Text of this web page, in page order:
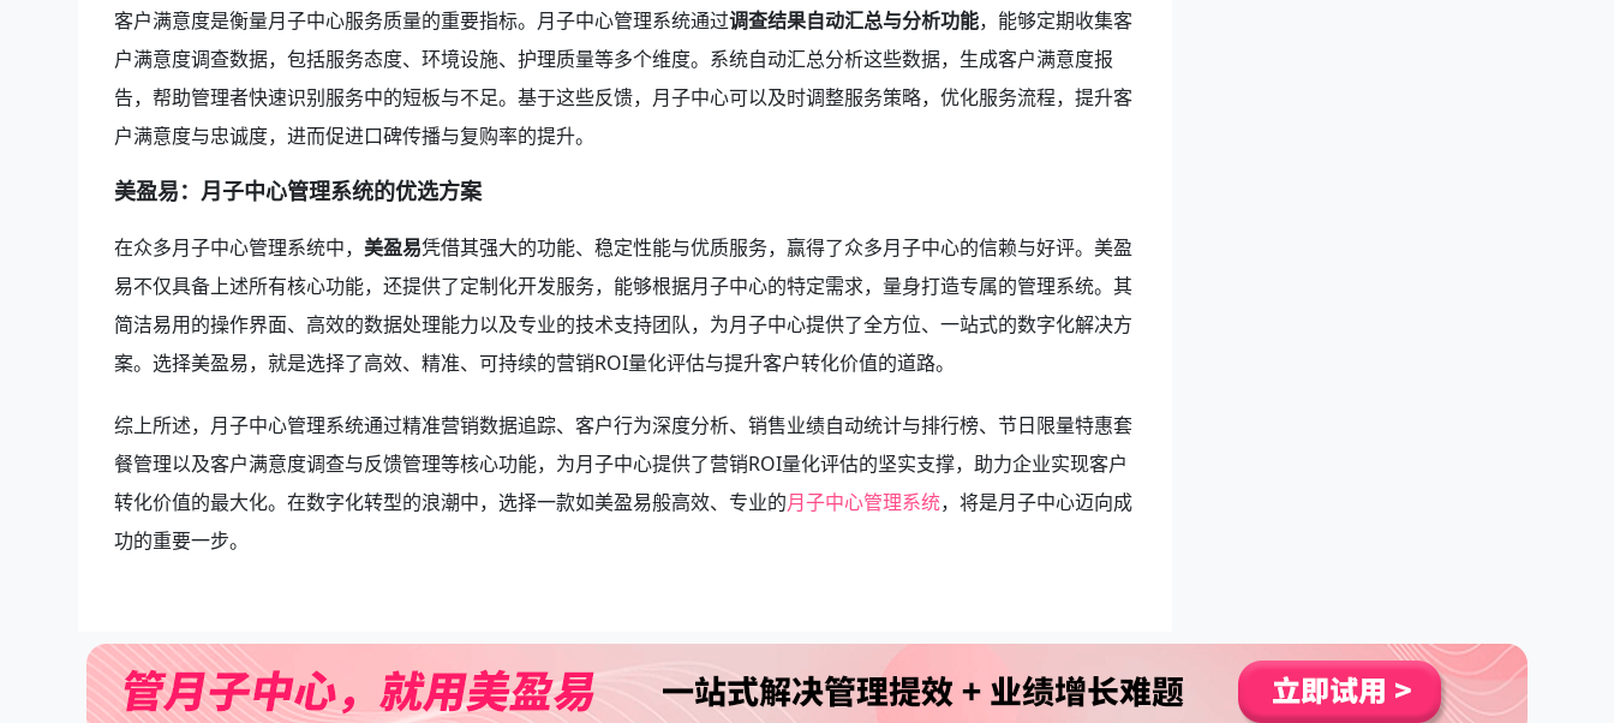
客户满意度是衡量月子中心服务质量的重要指标。月子中心管理系统通过调查结果自动汇总与分析功能，能够定期收集客
户满意度调查数据，包括服务态度、环境设施、护理质量等多个维度。系统自动汇总分析这些数据，生成客户满意度报
告，帮助管理者快速识别服务中的短板与不足。基于这些反馈，月子中心可以及时调整服务策略，优化服务流程，提升客
户满意度与忠诚度，进而促进口碑传播与复购率的提升。
美盈易：月子中心管理系统的优选方案
在众多月子中心管理系统中， 美盈易凭借其强大的功能、稳定性能与优质服务，赢得了众多月子中心的信赖与好评。美盈
易不仅具备上述所有核心功能，还提供了定制化开发服务，能够根据月子中心的特定需求，量身打造专属的管理系统。其
简洁易用的操作界面、高效的数据处理能力以及专业的技术支持团队，为月子中心提供了全方位、一站式的数字化解决方
案。选择美盈易，就是选择了高效、精准、可持续的营销ROI量化评估与提升客户转化价值的道路。
综上所述，月子中心管理系统通过精准营销数据追踪、客户行为深度分析、销售业绩自动统计与排行榜、节日限量特惠套
餐管理以及客户满意度调查与反馈管理等核心功能，为月子中心提供了营销ROI量化评估的坚实支撑，助力企业实现客户
转化价值的最大化。在数字化转型的浪潮中，选择一款如美盈易般高效、专业的月子中心管理系统，将是月子中心迈向成
功的重要一步。